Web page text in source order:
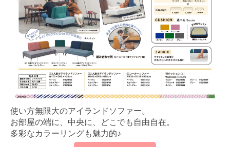
使い方無限大のアイランドソファー。
お部屋の端に、中央に、どこでも自由自在。
多彩なカラーリングも魅力的♪